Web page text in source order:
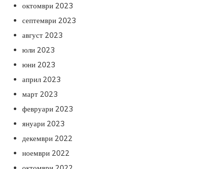
октомври 2023
септември 2023
август 2023
юли 2023
юни 2023
април 2023
март 2023
февруари 2023
януари 2023
декември 2022
ноември 2022